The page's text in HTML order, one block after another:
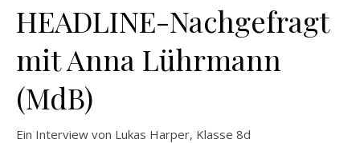
HEADLINE-Nachgefragt
mit Anna Lührmann
(MdB)
Ein Interview von Lukas Harper, Klasse 8d